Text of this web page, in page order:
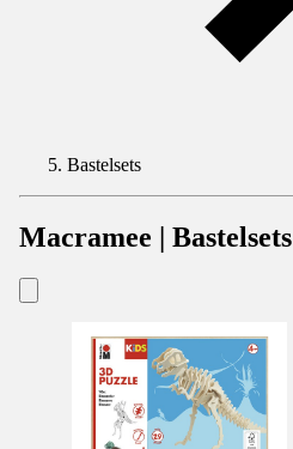
Bastelsets
Macramee | Bastelsets